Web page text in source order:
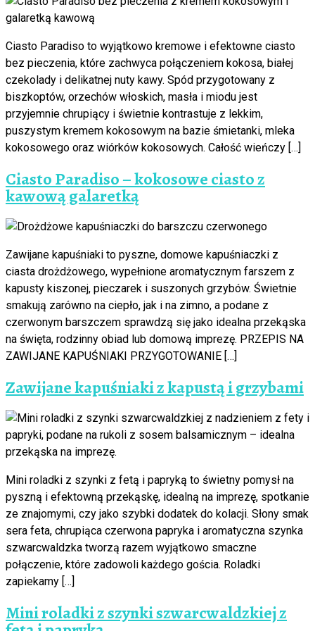
Ciasto Paradiso to wyjątkowo kremowe i efektowne ciasto
bez pieczenia, które zachwyca połączeniem kokosa, białej
czekolady i delikatnej nuty kawy. Spód przygotowany z
biszkoptów, orzechów włoskich, masła i miodu jest
przyjemnie chrupiący i świetnie kontrastuje z lekkim,
puszystym kremem kokosowym na bazie śmietanki, mleka
kokosowego oraz wiórków kokosowych. Całość wieńczy […]
Ciasto Paradiso – kokosowe ciasto z
kawową galaretką
Zawijane kapuśniaki to pyszne, domowe kapuśniaczki z
ciasta drożdżowego, wypełnione aromatycznym farszem z
kapusty kiszonej, pieczarek i suszonych grzybów. Świetnie
smakują zarówno na ciepło, jak i na zimno, a podane z
czerwonym barszczem sprawdzą się jako idealna przekąska
na święta, rodzinny obiad lub domową imprezę. PRZEPIS NA
ZAWIJANE KAPUŚNIAKI PRZYGOTOWANIE […]
Zawijane kapuśniaki z kapustą i grzybami
Mini roladki z szynki z fetą i papryką to świetny pomysł na
pyszną i efektowną przekąskę, idealną na imprezę, spotkanie
ze znajomymi, czy jako szybki dodatek do kolacji. Słony smak
sera feta, chrupiąca czerwona papryka i aromatyczna szynka
szwarcwaldzka tworzą razem wyjątkowo smaczne
połączenie, które zadowoli każdego gościa. Roladki
zapiekamy […]
Mini roladki z szynki szwarcwaldzkiej z